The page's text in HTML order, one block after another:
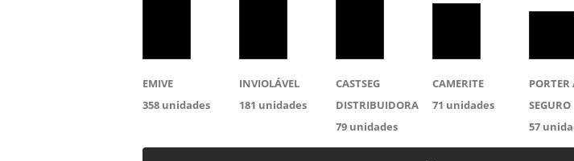
EMIVE
358 unidades
INVIOLÁVEL
181 unidades
CASTSEG
DISTRIBUIDORA
79 unidades
CAMERITE
71 unidades
PORTER
SEGURO
57